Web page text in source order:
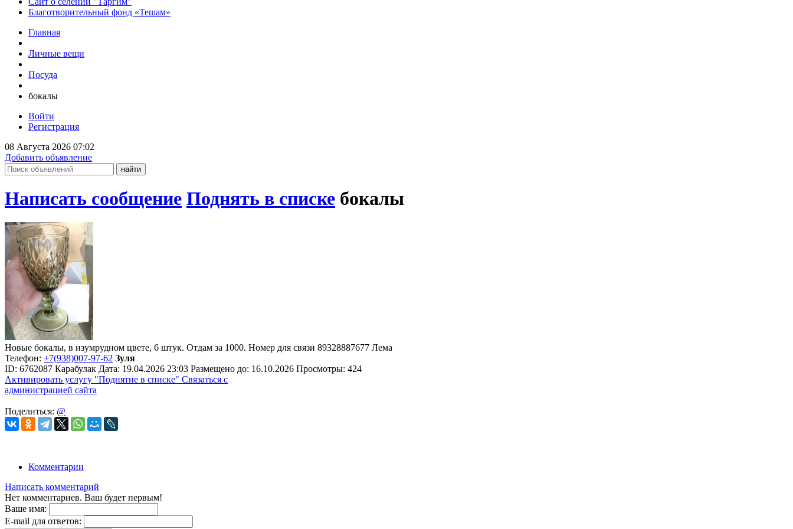
Благотворительный фонд «Тешам»
Главная
Личные вещи
Посуда
бокалы
Войти
Регистрация
08 Августа 2026 07:02
Добавить объявление
Написать сообщение Поднять в списке бокалы
Новые бокалы, в изумрудном цвете, 6 штук. Отдам за 1000. Номер для связи 89328887677 Лема
Телефон: +7(938)007-97-62 Зуля
ID: 6762087 Карабулак Дата: 19.04.2026 23:03 Размещено до: 16.10.2026 Просмотры: 424
Активировать услугу "Поднятие в списке" Связаться с
администрацией сайта
Поделиться: @
Комментарии
Написать комментарий
Нет комментариев. Ваш будет первым!
Ваше имя:
E-mail для ответов: